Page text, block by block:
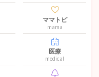
ママトピ
mama
医療
medical